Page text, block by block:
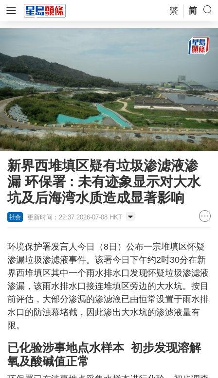
繁 简
新界西堆填区疑有垃圾渗滤液渗
漏 环保署 : 未有迹象显示对大水
坑及后海湾水质造成显著影响
社会 更新时间：22:37 2026-07-08 HKT
环境保护署发言人今日（8日）公布一宗堆填区怀疑
渗漏垃圾渗滤液事件。该署今日下午约2时30分在新
界西堆填区其中一个雨水排水口发现怀疑垃圾渗滤液
渗漏，该雨水排水口接连堆填区旁边的大水坑。按目
前评估，大部分渗漏的渗滤液已由恒常设置于雨水排
水口的防浊幕堵截，因此渗出大水坑的渗滤液量有
限。
已化验涉事地点水样本 初步发现溶解
氧及酸碱值正常